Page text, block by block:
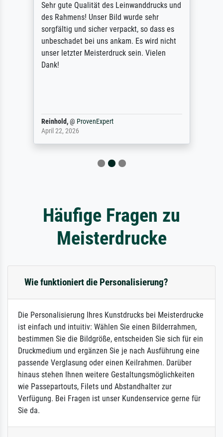
Sehr gute Qualität des Leinwanddrucks und
des Rahmens! Unser Bild wurde sehr
sorgfältig und sicher verpackt, so dass es
unbeschadet bei uns ankam. Es wird nicht
unser letzter Meisterdruck sein. Vielen
Dank!
Reinhold,@ ProvenExpert
April 22, 2026
Häufige Fragen zu
Meisterdrucke
Wie funktioniert die Personalisierung?
Die Personalisierung Ihres Kunstdrucks bei Meisterdrucke
ist einfach und intuitiv: Wählen Sie einen Bilderrahmen,
bestimmen Sie die Bildgröße, entscheiden Sie sich für ein
Druckmedium und ergänzen Sie je nach Ausführung eine
passende Verglasung oder einen Keilrahmen. Darüber
hinaus stehen Ihnen weitere Gestaltungsmöglichkeiten
wie Passepartouts, Filets und Abstandhalter zur
Verfügung. Bei Fragen ist unser Kundenservice gerne für
Sie da.